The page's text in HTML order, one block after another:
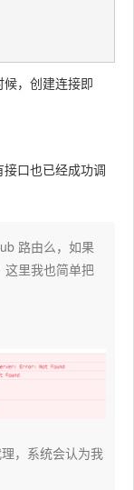
，创建连接即
口也已经成功调
路由么，如果
这里我也简单把
，系统会认为我